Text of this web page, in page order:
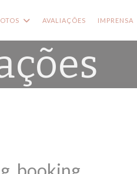
AVALIAÇÕES IMPRENSA